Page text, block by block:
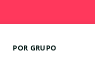
POR GRUPO